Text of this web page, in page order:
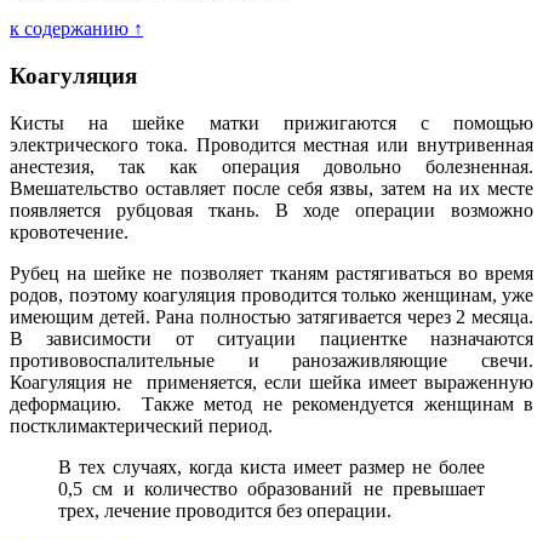
к содержанию ↑
Коагуляция
Кисты на шейке матки прижигаются с помощью
электрического тока. Проводится местная или внутривенная
анестезия, так как операция довольно болезненная.
Вмешательство оставляет после себя язвы, затем на их месте
появляется рубцовая ткань. В ходе операции возможно
кровотечение.
Рубец на шейке не позволяет тканям растягиваться во время
родов, поэтому коагуляция проводится только женщинам, уже
имеющим детей. Рана полностью затягивается через 2 месяца.
В зависимости от ситуации пациентке назначаются
противовоспалительные и ранозаживляющие свечи.
Коагуляция не применяется, если шейка имеет выраженную
деформацию. Также метод не рекомендуется женщинам в
постклимактерический период.
В тех случаях, когда киста имеет размер не более
0,5 см и количество образований не превышает
трех, лечение проводится без операции.